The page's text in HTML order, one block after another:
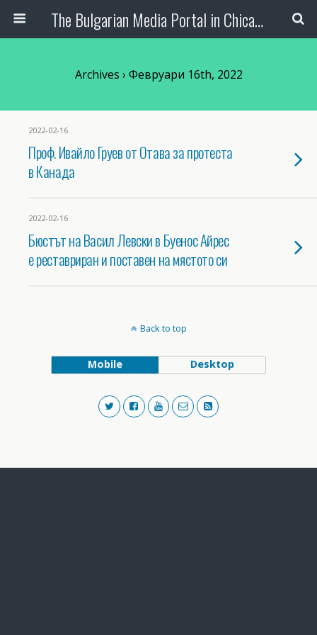
The Bulgarian Media Portal in Chicago
Archives › Февруари 16th, 2022
2022-02-16
Проф. Ивайло Груев от Отава за протеста
в Канада
2022-02-16
Бюстът на Васил Левски в Буенос Айрес
е реставриран и поставен на мястото си
Back to top
Mobile Desktop